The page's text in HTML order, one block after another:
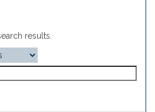
results.